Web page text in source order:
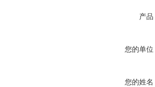
产品
您的单位
您的姓名